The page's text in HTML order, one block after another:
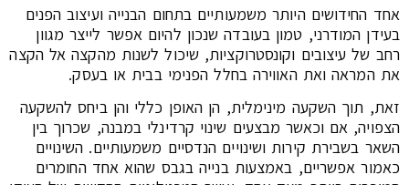
אחד החידושים היותר משמעותיים בתחום הבנייה ועיצוב הפנים
בעידן המודרני, טמון בעובדה שנכון להיום אפשר לייצר מגוון
רחב של עיצובים וקונסטרוקציות, שיכול לשנות מהקצה אל הקצה
את המראה ואת האווירה בחלל הפנימי בבית או בעסק.
זאת, תוך השקעה מינימלית, הן האופן כללי והן ביחס להשקעה
הצפויה, אם וכאשר מבצעים שינוי קרדינלי במבנה, שכרוך בין
השאר בשבירת קירות ושינויים הנדסיים משמעותיים. השינויים
כאמור אפשריים, באמצעות בנייה בגבס שהוא אחד החומרים